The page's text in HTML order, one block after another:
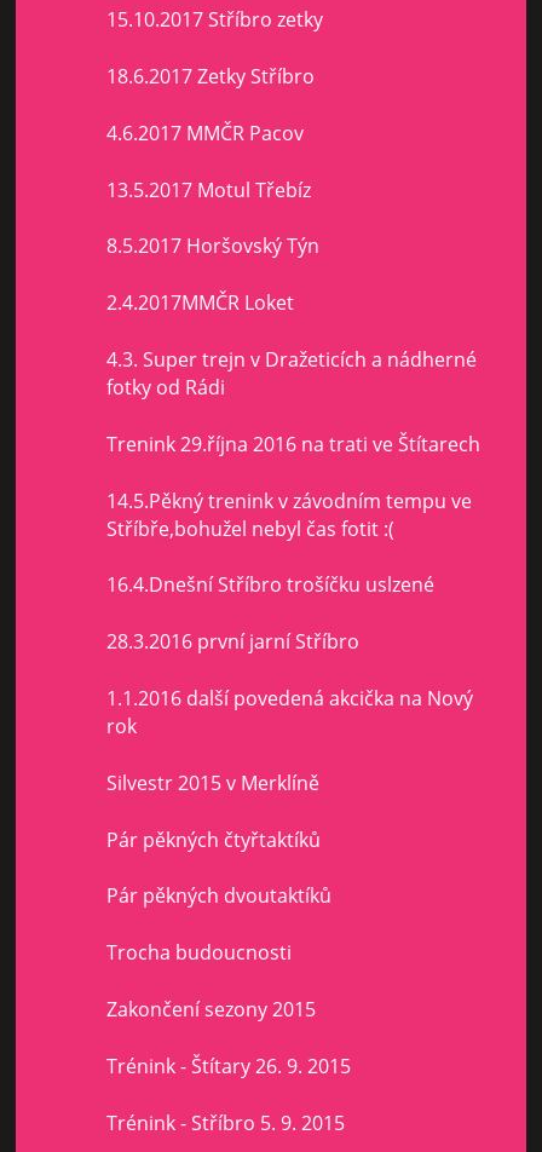
15.10.2017 Stříbro zetky
18.6.2017 Zetky Stříbro
4.6.2017 MMČR Pacov
13.5.2017 Motul Třebíz
8.5.2017 Horšovský Týn
2.4.2017MMČR Loket
4.3. Super trejn v Dražeticích a nádherné
fotky od Rádi
Trenink 29.října 2016 na trati ve Štítarech
14.5.Pěkný trenink v závodním tempu ve
Stříbře,bohužel nebyl čas fotit :(
16.4.Dnešní Stříbro trošíčku uslzené
28.3.2016 první jarní Stříbro
1.1.2016 další povedená akcička na Nový
rok
Silvestr 2015 v Merklíně
Pár pěkných čtyřtaktíků
Pár pěkných dvoutaktíků
Trocha budoucnosti
Zakončení sezony 2015
Trénink - Štítary 26. 9. 2015
Trénink - Stříbro 5. 9. 2015